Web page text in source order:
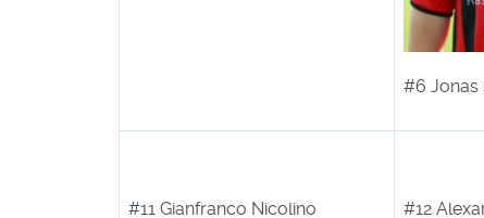
#6 Jonas
#11 Gianfranco Nicolino #12